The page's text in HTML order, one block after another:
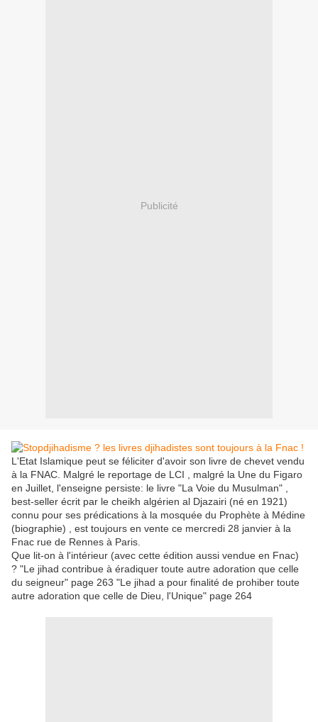
Publicité
L'Etat Islamique peut se féliciter d'avoir son livre de chevet vendu
à la FNAC. Malgré le reportage de LCI , malgré la Une du Figaro
en Juillet, l'enseigne persiste: le livre "La Voie du Musulman" ,
best-seller écrit par le cheikh algérien al Djazairi (né en 1921)
connu pour ses prédications à la mosquée du Prophète à Médine
(biographie) , est toujours en vente ce mercredi 28 janvier à la
Fnac rue de Rennes à Paris.
Que lit-on à l'intérieur (avec cette édition aussi vendue en Fnac)
? "Le jihad contribue à éradiquer toute autre adoration que celle
du seigneur" page 263 "Le jihad a pour finalité de prohiber toute
autre adoration que celle de Dieu, l'Unique" page 264